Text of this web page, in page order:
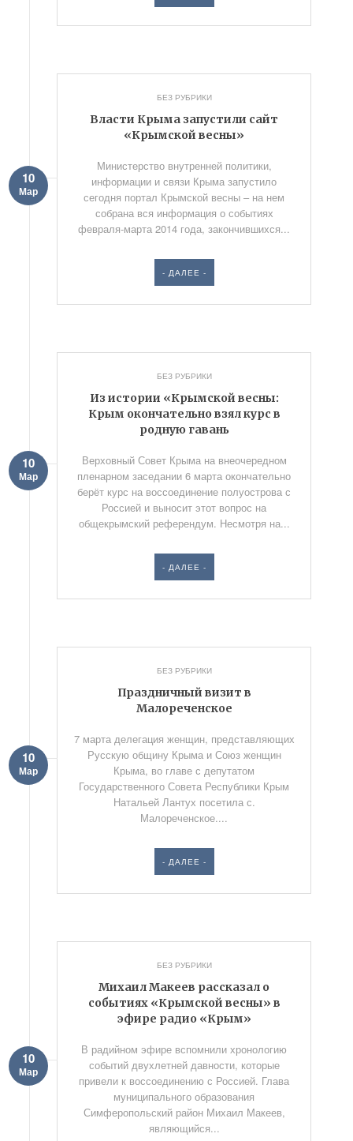
БЕЗ РУБРИКИ
Власти Крыма запустили сайт
«Крымской весны»
10
Мар
Министерство внутренней политики,
информации и связи Крыма запустило
сегодня портал Крымской весны – на нем
собрана вся информация о событиях
февраля-марта 2014 года, закончившихся...
- ДАЛЕЕ -
БЕЗ РУБРИКИ
Из истории «Крымской весны:
Крым окончательно взял курс в
родную гавань
10
Мар
Верховный Совет Крыма на внеочередном
пленарном заседании 6 марта окончательно
берёт курс на воссоединение полуострова с
Россией и выносит этот вопрос на
общекрымский референдум. Несмотря на...
- ДАЛЕЕ -
БЕЗ РУБРИКИ
Праздничный визит в
Малореченское
10
Мар
7 марта делегация женщин, представляющих
Русскую общину Крыма и Союз женщин
Крыма, во главе с депутатом
Государственного Совета Республики Крым
Натальей Лантух посетила с.
Малореченское....
- ДАЛЕЕ -
БЕЗ РУБРИКИ
Михаил Макеев рассказал о
событиях «Крымской весны» в
эфире радио «Крым»
10
Мар
В радийном эфире вспомнили хронологию
событий двухлетней давности, которые
привели к воссоединению с Россией. Глава
муниципального образования
Симферопольский район Михаил Макеев,
являющийся...